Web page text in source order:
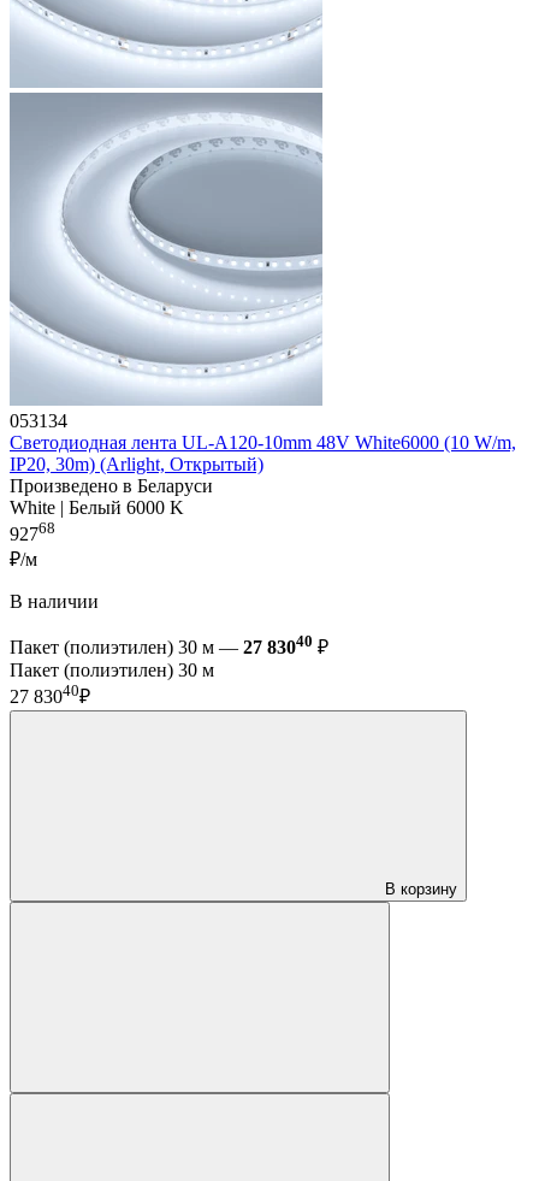
053134
Светодиодная лента UL-A120-10mm 48V White6000 (10 W/m,
IP20, 30m) (Arlight, Открытый)
Произведено в Беларуси
White | Белый 6000 K
92768
₽/м
В наличии
Пакет (полиэтилен) 30 м — 27 83040 ₽
Пакет (полиэтилен) 30 м
27 83040₽
В корзину